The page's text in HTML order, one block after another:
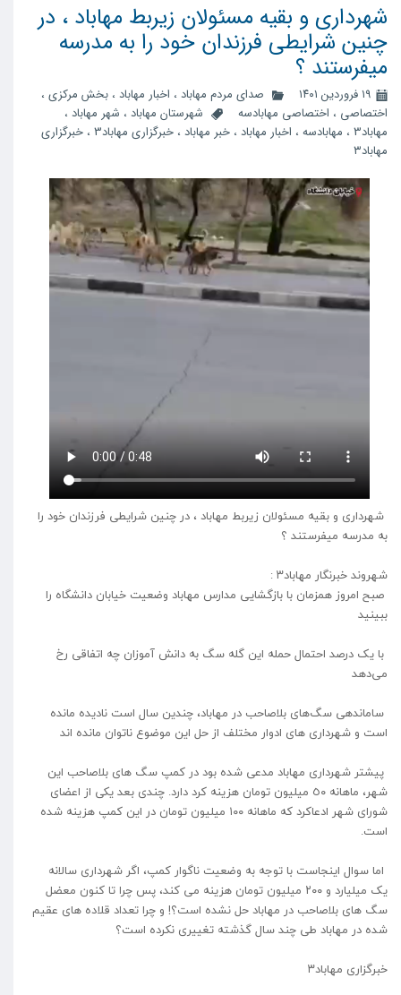
شهرداری و بقیه مسئولان زیربط مهاباد ، در
چنین شرایطی فرزندان خود را به مدرسه
میفرستند ؟
۱۹ فروردین ۱۴۰۱ صدای مردم مهاباد ، اخبار مهاباد ، بخش مرکزی ،
اختصاصی ، اختصاصی مهابادسه شهرستان مهاباد ، شهر مهاباد ،
مهاباد3
، مهابادسه ، اخبار مهاباد ، خبر مهاباد ، خبرگزاری مهاباد3 ، خبرگزاری
مهاباد۳
شهرداری و بقیه مسئولان زیربط مهاباد ، در چنین شرایطی فرزندان خود را
به مدرسه میفرستند ؟
شهروند خبرنگار مهاباد۳ :
صبح امروز همزمان با بازگشایی مدارس مهاباد وضعیت خیابان دانشگاه را
ببینید
با یک درصد احتمال حمله این گله سگ به دانش آموزان چه اتفاقی رخ
می‌دهد
ساماندهی سگ‌های بلاصاحب در مهاباد، چندین سال است نادیده مانده
است و شهرداری های ادوار مختلف از حل این موضوع ناتوان مانده اند
پیشتر شهرداری مهاباد مدعی شده بود در کمپ سگ های بلاصاحب این
شهر، ماهانه ٥٠ میلیون تومان هزینه کرد دارد. چندی بعد یکی از اعضای
شورای شهر ادعاکرد که ماهانه ١٠٠ میلیون تومان در این کمپ هزینه شده
است.
اما سوال اینجاست با توجه به وضعیت ناگوار کمپ، اگر شهرداری سالانه
یک میلیارد و ٢٠٠ میلیون تومان هزینه می کند، پس چرا تا کنون معضل
سگ های بلاصاحب در مهاباد حل نشده است؟! و چرا تعداد قلاده های عقیم
شده در مهاباد طی چند سال گذشته تغییری نکرده است؟
خبرگزاری مهاباد۳